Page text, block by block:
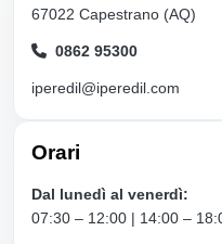
67022 Capestrano (AQ)
0862 95300
iperedil@iperedil.com
Orari
Dal lunedì al venerdì:
07:30 – 12:00 | 14:00 –